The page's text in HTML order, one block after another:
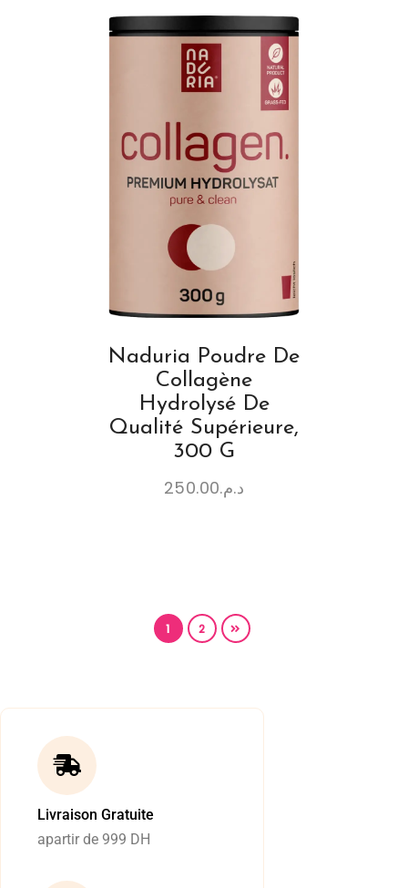
Naduria Poudre De
Collagène
Hydrolysé De
Qualité Supérieure,
300 G
د.م.250.00
1 2
Livraison Gratuite
apartir de 999 DH